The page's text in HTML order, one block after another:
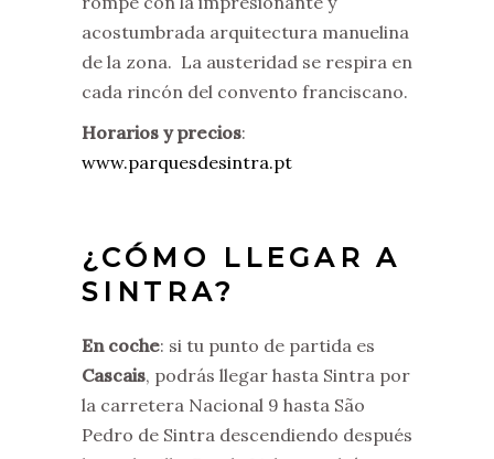
acostumbrada arquitectura manuelina
de la zona. La austeridad se respira en
cada rincón del convento franciscano.
Horarios y precios:
www.parquesdesintra.pt
¿CÓMO LLEGAR A
SINTRA?
En coche: si tu punto de partida es
Cascais, podrás llegar hasta Sintra por
la carretera Nacional 9 hasta São
Pedro de Sintra descendiendo después